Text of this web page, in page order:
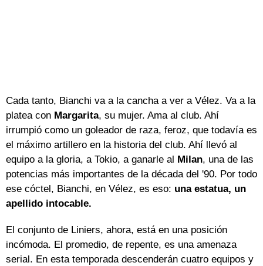
Cada tanto, Bianchi va a la cancha a ver a Vélez. Va a la
platea con Margarita, su mujer. Ama al club. Ahí
irrumpió como un goleador de raza, feroz, que todavía es
el máximo artillero en la historia del club. Ahí llevó al
equipo a la gloria, a Tokio, a ganarle al Milan, una de las
potencias más importantes de la década del '90. Por todo
ese cóctel, Bianchi, en Vélez, es eso: una estatua, un
apellido intocable.
El conjunto de Liniers, ahora, está en una posición
incómoda. El promedio, de repente, es una amenaza
serial. En esta temporada descenderán cuatro equipos y